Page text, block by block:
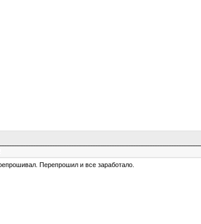
Перепрошил и все заработало.